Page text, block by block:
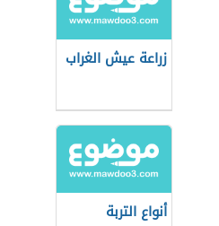
زراعة عيش الغراب
أنواع التربة